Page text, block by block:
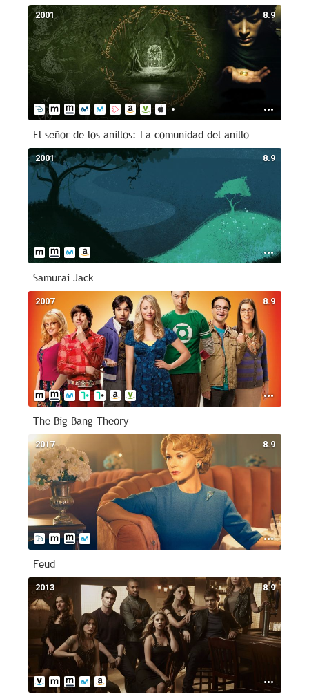
8.9
2001
El señor de los anillos: La comunidad del anillo
8.9
2001
Samurai Jack
8.9
2007
The Big Bang Theory
8.9
2017
Feud
8.9
2013